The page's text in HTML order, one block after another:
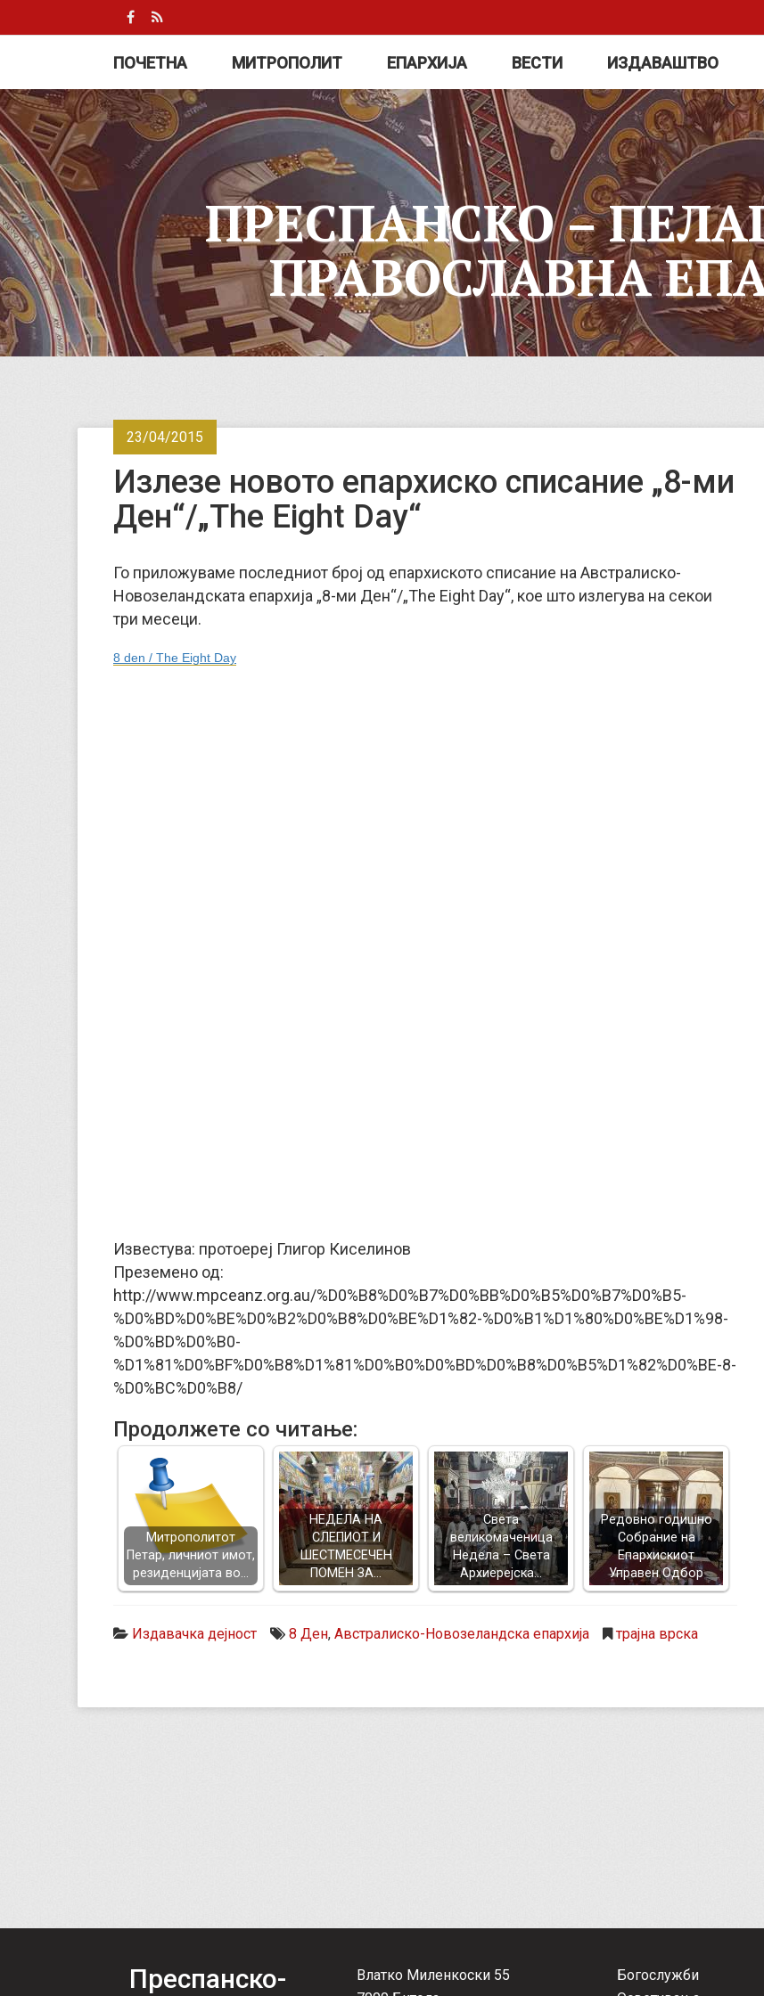
ПОЧЕТНА МИТРОПОЛИТ ЕПАРХИЈА ВЕСТИ ИЗДАВАШТВО
ПРЕСПАНСКО –
ПРАВОСЛАВНА
23/04/2015
Излезе новото епархиско списание „8-ми
Ден“/„The Eight Day“
Го приложуваме последниот број од епархиското списание на Австралиско-
Новозеландската епархија „8-ми Ден“/„The Eight Day“, кое што излегува на секои
три месеци.
8 den / The Eight Day
Известува: протоереј Глигор Киселинов
Преземено од:
http://www.mpceanz.org.au/%D0%B8%D0%B7%D0%BB%D0%B5%D0%B7%D0%B5-
%D0%BD%D0%BE%D0%B2%D0%B8%D0%BE%D1%82-%D0%B1%D1%80%D0%BE%D1%98-
%D0%BD%D0%B0-
%D1%81%D0%BF%D0%B8%D1%81%D0%B0%D0%BD%D0%B8%D0%B5%D1%82%D0%BE-8-
%D0%BC%D0%B8/
Продолжете со читање:
Митрополитот
Петар, личниот имот,
резиденцијата во…
НЕДЕЛА НА
СЛЕПИОТ И
ШЕСТМЕСЕЧЕН
ПОМЕН ЗА…
Света
великомаченица
Недела – Света
Архиерејска…
Редовно годишно
Собрание на
Епархискиот
Управен Одбор
Издавачка дејност 8 Ден, Австралиско-Новозеландска епархија трајна врска
Преспанско-
Влатко Миленкоски 55
Богослужби